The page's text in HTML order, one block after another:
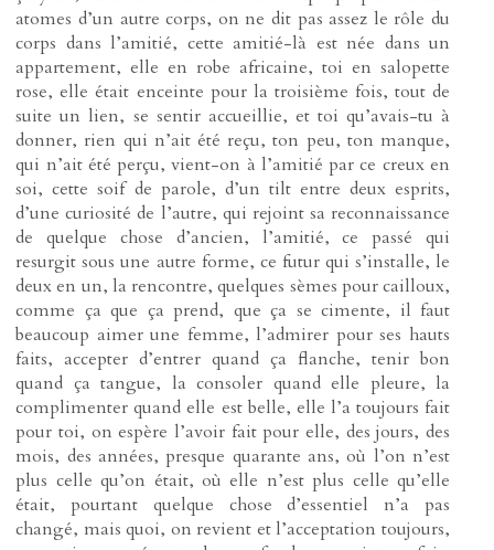
atomes d’un autre corps, on ne dit pas assez le rôle du
corps dans l’amitié, cette amitié-là est née dans un
appartement, elle en robe africaine, toi en salopette
rose, elle était enceinte pour la troisième fois, tout de
suite un lien, se sentir accueillie, et toi qu’avais-tu à
donner, rien qui n’ait été reçu, ton peu, ton manque,
qui n’ait été perçu, vient-on à l’amitié par ce creux en
soi, cette soif de parole, d’un tilt entre deux esprits,
d’une curiosité de l’autre, qui rejoint sa reconnaissance
de quelque chose d’ancien, l’amitié, ce passé qui
resurgit sous une autre forme, ce futur qui s’installe, le
deux en un, la rencontre, quelques sèmes pour cailloux,
comme ça que ça prend, que ça se cimente, il faut
beaucoup aimer une femme, l’admirer pour ses hauts
faits, accepter d’entrer quand ça flanche, tenir bon
quand ça tangue, la consoler quand elle pleure, la
complimenter quand elle est belle, elle l’a toujours fait
pour toi, on espère l’avoir fait pour elle, des jours, des
mois, des années, presque quarante ans, où l’on n’est
plus celle qu’on était, où elle n’est plus celle qu’elle
était, pourtant quelque chose d’essentiel n’a pas
changé, mais quoi, on revient et l’acceptation toujours,